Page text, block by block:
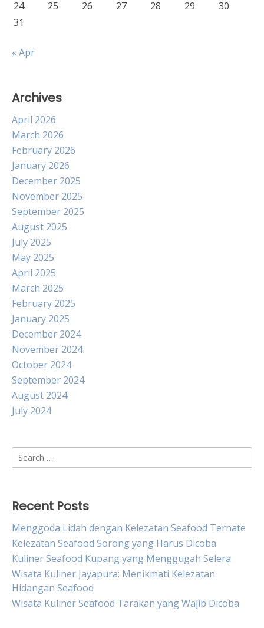
24 25 26 27 28 29
30
31
« Apr
Archives
April 2026
March 2026
February 2026
January 2026
December 2025
November 2025
September 2025
August 2025
July 2025
May 2025
April 2025
March 2025
February 2025
January 2025
December 2024
November 2024
October 2024
September 2024
August 2024
July 2024
Search
for:
Recent Posts
Menggoda Lidah dengan Kelezatan Seafood Ternate
Kelezatan Seafood Sorong yang Harus Dicoba
Kuliner Seafood Kupang yang Menggugah Selera
Wisata Kuliner Jayapura: Menikmati Kelezatan
Hidangan Seafood
Wisata Kuliner Seafood Tarakan yang Wajib Dicoba